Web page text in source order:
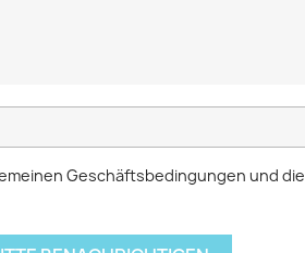
Geschäftsbedingungen und die